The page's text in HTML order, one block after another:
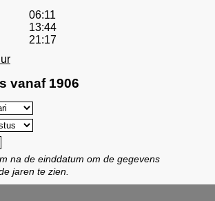
06:11
13:44
21:17
vanaf 1906
na de einddatum om de gegevens
jaren te zien.